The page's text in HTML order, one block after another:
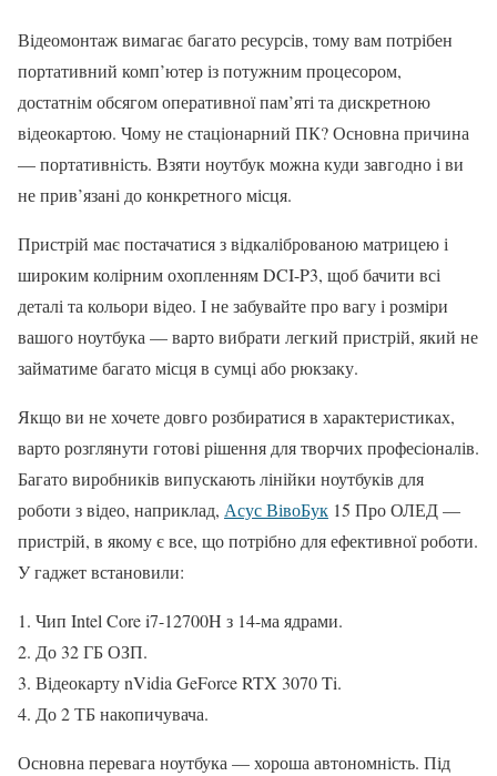
Відеомонтаж вимагає багато ресурсів, тому вам потрібен
портативний комп’ютер із потужним процесором,
достатнім обсягом оперативної пам’яті та дискретною
відеокартою. Чому не стаціонарний ПК? Основна причина
— портативність. Взяти ноутбук можна куди завгодно і ви
не прив’язані до конкретного місця.
Пристрій має постачатися з відкаліброваною матрицею і
широким колірним охопленням DCI-P3, щоб бачити всі
деталі та кольори відео. І не забувайте про вагу і розміри
вашого ноутбука — варто вибрати легкий пристрій, який не
займатиме багато місця в сумці або рюкзаку.
Якщо ви не хочете довго розбиратися в характеристиках,
варто розглянути готові рішення для творчих професіоналів.
Багато виробників випускають лінійки ноутбуків для
роботи з відео, наприклад, Асус ВівоБук 15 Про ОЛЕД —
пристрій, в якому є все, що потрібно для ефективної роботи.
У гаджет встановили:
Чип Intel Core i7-12700H з 14-ма ядрами.
До 32 ГБ ОЗП.
Відеокарту nVidia GeForce RTX 3070 Ti.
До 2 ТБ накопичувача.
Основна перевага ноутбука — хороша автономність. Під